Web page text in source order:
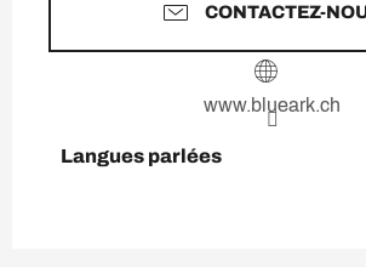
CONTACTEZ-
www.blueark.ch
Langues parlées
Langues parlées